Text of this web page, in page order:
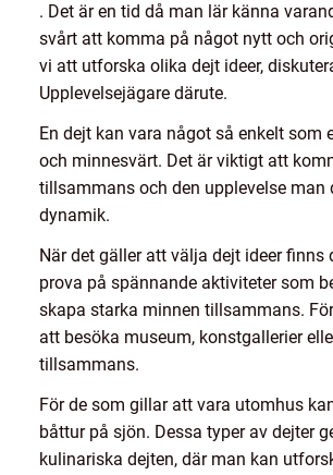
. Det är en tid då man lär känna
svårt att komma på något nytt och
vi att utforska olika dejt ideer,
Upplevelsejägare därute.
En dejt kan vara något så enkelt
och minnesvärt. Det är viktigt att
tillsammans och den upplevelse man
dynamik.
När det gäller att välja dejt ideer
prova på spännande aktiviteter som
skapa starka minnen tillsammans.
att besöka museum, konstgallerier
tillsammans.
För de som gillar att vara utomhus
båttur på sjön. Dessa typer av dejter
kulinariska dejten, där man kan